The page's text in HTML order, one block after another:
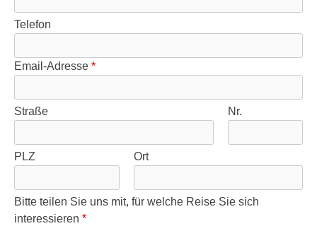
Telefon
Email-Adresse *
Straße Nr.
PLZ Ort
Bitte teilen Sie uns mit, für welche Reise Sie sich
interessieren *